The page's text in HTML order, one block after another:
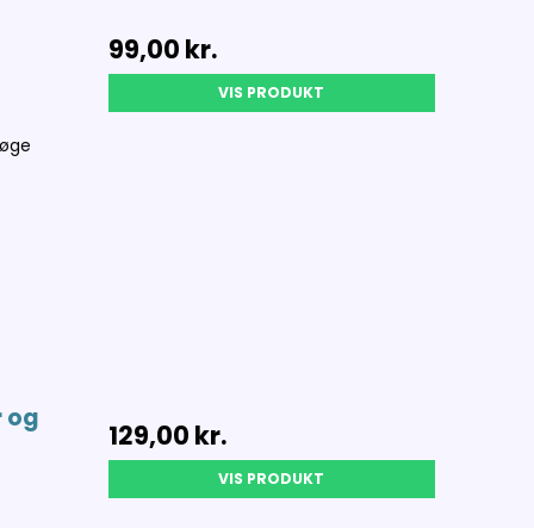
99,00 kr.
VIS PRODUKT
og
129,00 kr.
VIS PRODUKT